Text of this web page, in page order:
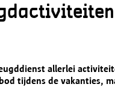
allerlei
tijdens de vakanties,